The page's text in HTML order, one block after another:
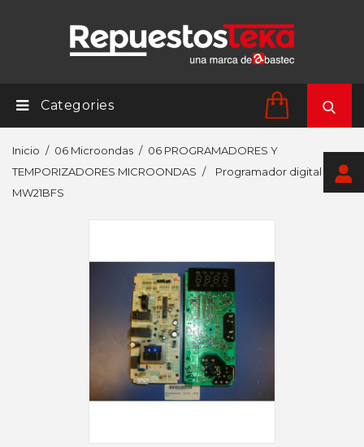
Categories
Inicio 06 Microondas
06 PROGRAMADORES Y
TEMPORIZADORES MICROONDAS
Programador digital
MW21BFS